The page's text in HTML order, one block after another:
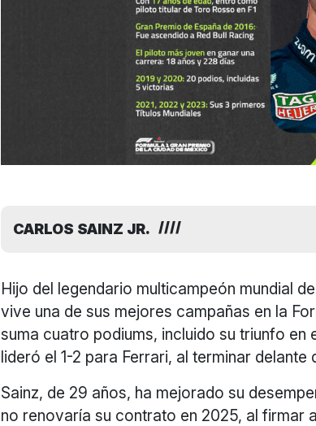
CARLOS SAINZ JR.
Hijo del legendario multicampeón mundial
vive una de sus mejores campañas en la
suma cuatro podiums, incluido su triunfo en
lideró el 1-2 para Ferrari, al terminar delante
Sainz, de 29 años, ha mejorado su
no renovaría su contrato en 2025, al firmar